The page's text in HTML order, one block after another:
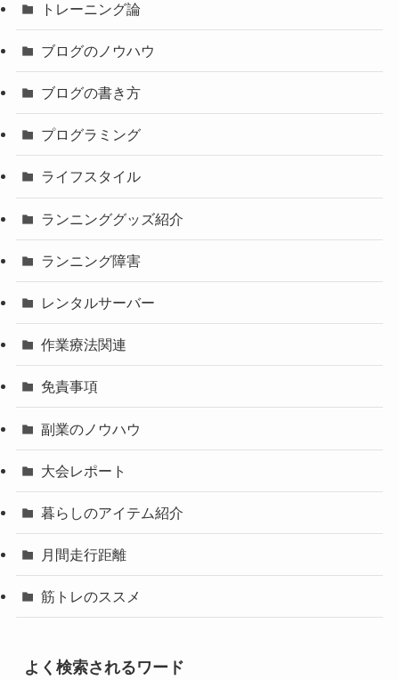
トレーニング論
ブログのノウハウ
ブログの書き方
プログラミング
ライフスタイル
ランニンググッズ紹介
ランニング障害
レンタルサーバー
作業療法関連
免責事項
副業のノウハウ
大会レポート
暮らしのアイテム紹介
月間走行距離
筋トレのススメ
よく検索されるワード